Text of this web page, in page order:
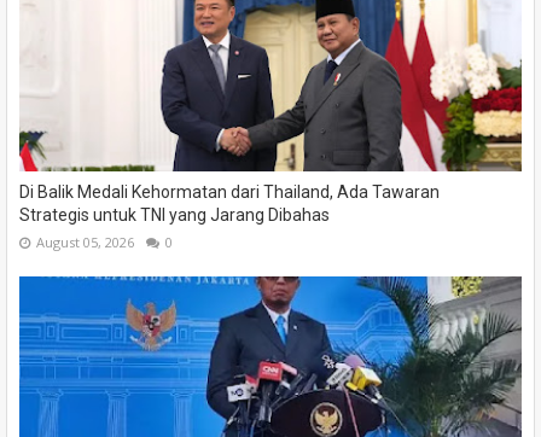
Di Balik Medali Kehormatan dari Thailand, Ada Tawaran
Strategis untuk TNI yang Jarang Dibahas
August 05, 2026 0